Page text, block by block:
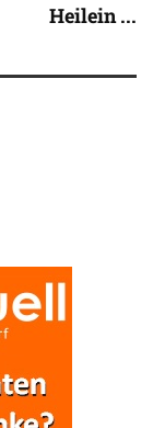
Heilein ...